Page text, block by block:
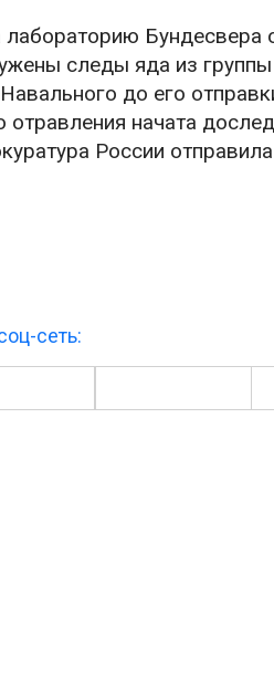
Бундесвера
следы яда из
до его
начата
России
сеть: